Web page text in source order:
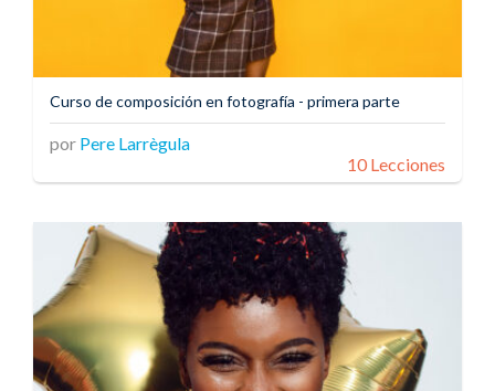
Curso de composición en fotografía - primera parte
por Pere Larrègula
10 Lecciones